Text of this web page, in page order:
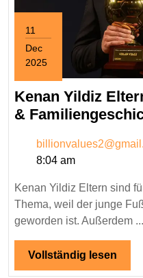
11
Dec
2025
December
11,
2025
Kenan Yildiz
&
8:04 am
Kenan Yildiz Eltern sind
Thema, weil der junge
geworden ist. Außerdem ...
Vollständig lesen
lesen